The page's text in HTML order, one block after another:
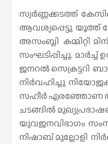
സ്വർണ്ണക്കടത്ത്
ആവശ്യപ്പെട്ടു യൂത്ത്
അസംബ്ലി കമ്മിറ്റി
സംഘടിപ്പിച്ചു.
ജനറൽ സെക്രട്ടറി
നിർവഹിച്ചു
സഹീർ എരഞ്ഞോണ
ചടങ്ങിൽ
യുവജനവിഭാഗം
നിഷാബ് മുല്ലോളി